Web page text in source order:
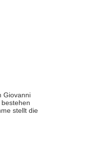
Giovanni
stellt die